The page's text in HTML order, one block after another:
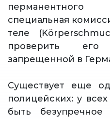
специальная
теле
проверить
запрещенной в
Существует еще
полицейских: у
быть